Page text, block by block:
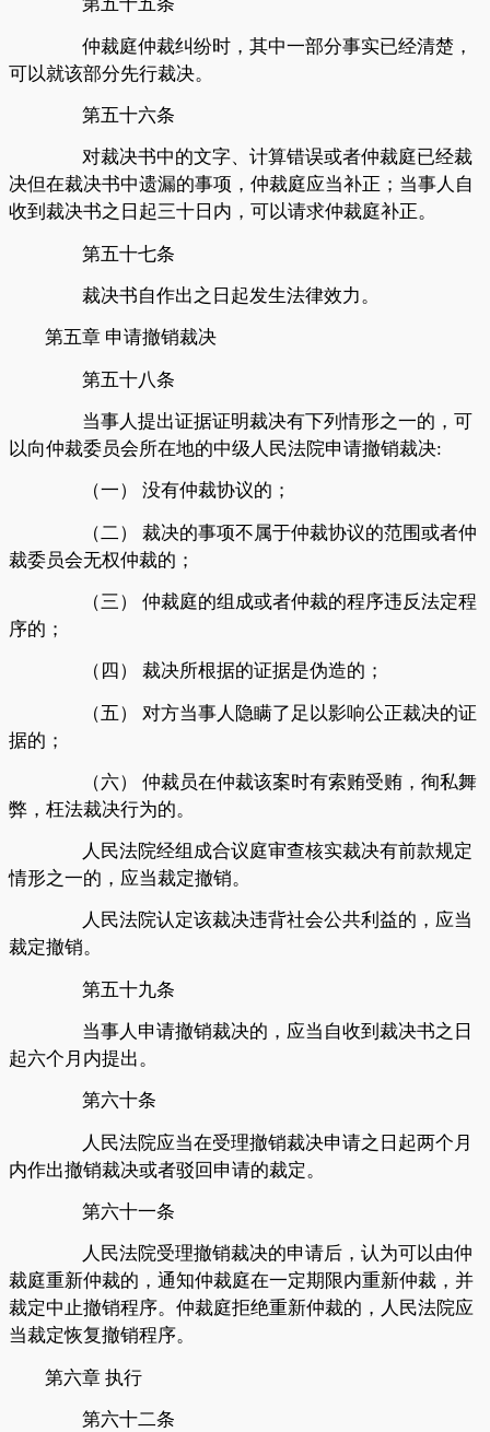
仲裁庭仲裁纠纷时，其中一部分事实已经清楚，
可以就该部分先行裁决。
第五十六条
对裁决书中的文字、计算错误或者仲裁庭已经裁
决但在裁决书中遗漏的事项，仲裁庭应当补正；当事人自
收到裁决书之日起三十日内，可以请求仲裁庭补正。
第五十七条
裁决书自作出之日起发生法律效力。
第五章 申请撤销裁决
第五十八条
当事人提出证据证明裁决有下列情形之一的，可
以向仲裁委员会所在地的中级人民法院申请撤销裁决:
（一） 没有仲裁协议的；
（二）
裁决的事项不属于仲裁协议的范围或者仲
裁委员会无权仲裁的；
（三）
仲裁庭的组成或者仲裁的程序违反法定程
序的；
（四） 裁决所根据的证据是伪造的；
（五）
对方当事人隐瞒了足以影响公正裁决的证
据的；
（六）
仲裁员在仲裁该案时有索贿受贿，徇私舞
弊，枉法裁决行为的。
人民法院经组成合议庭审查核实裁决有前款规定
情形之一的，应当裁定撤销。
人民法院认定该裁决违背社会公共利益的，应当
裁定撤销。
第五十九条
当事人申请撤销裁决的，应当自收到裁决书之日
起六个月内提出。
第六十条
人民法院应当在受理撤销裁决申请之日起两个月
内作出撤销裁决或者驳回申请的裁定。
第六十一条
人民法院受理撤销裁决的申请后，认为可以由仲
裁庭重新仲裁的，通知仲裁庭在一定期限内重新仲裁，并
裁定中止撤销程序。仲裁庭拒绝重新仲裁的，人民法院应
当裁定恢复撤销程序。
第六章 执行
第六十二条